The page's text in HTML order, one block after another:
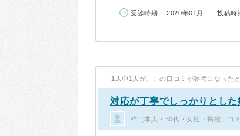
受診時期： 2020年01月 投稿時
1人中1人 が、この口コミが参考になった
対応が丁寧でしっかりとした
柿（本人・30代・女性・掲載口コミ